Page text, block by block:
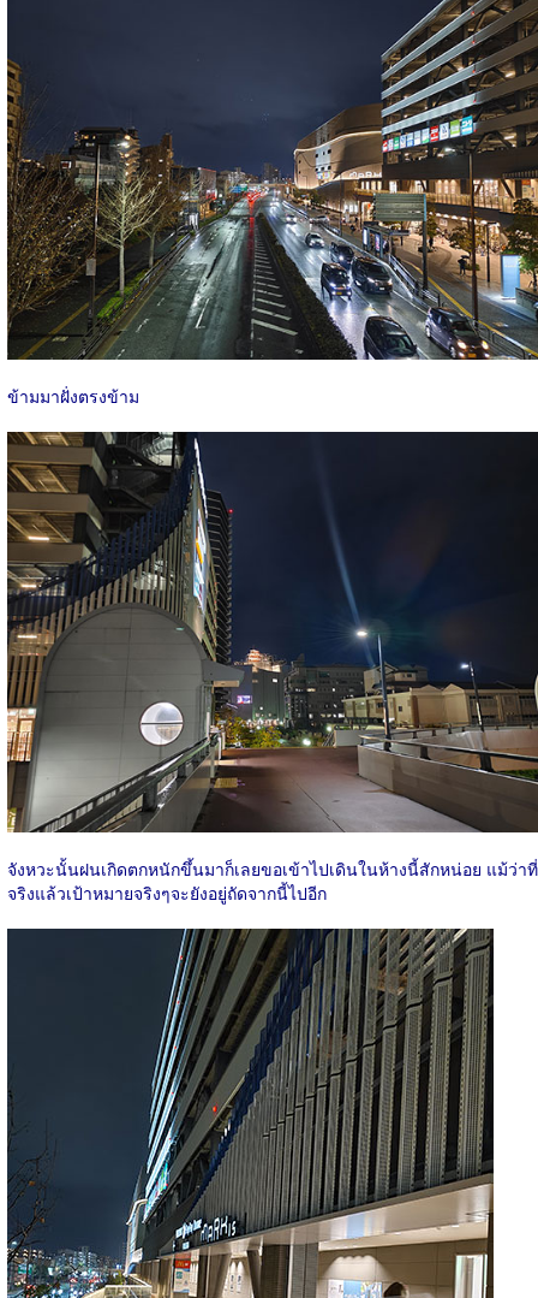
ข้ามมาฝั่งตรงข้าม
จังหวะนั้นฝนเกิดตกหนักขึ้นมาก็เลยขอเข้าไปเดินในห้างนี้สักหน่อย แม้ว่าที่
จริงแล้วเป้าหมายจริงๆจะยังอยู่ถัดจากนี้ไปอีก